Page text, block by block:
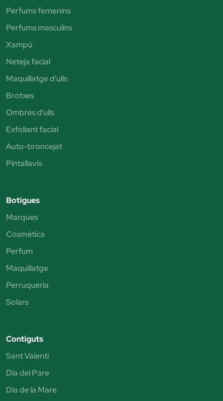
Perfums femenins
Perfums masculins
Xampú
Neteja facial
Maquillatge d'ulls
Brotxes
Ombres d'ulls
Exfoliant facial
Auto-broncejat
Pintallavis
Botigues
Marques
Cosmètica
Perfum
Maquillatge
Perruqueria
Solars
Contiguts
Sant Valentí
Dia del Pare
Dia de la Mare